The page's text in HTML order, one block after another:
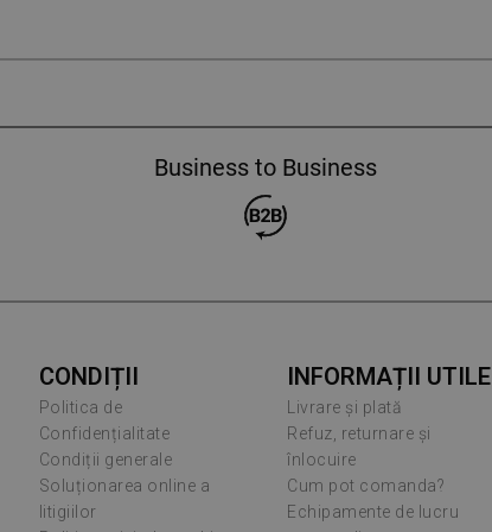
Business to Business
CONDIȚII
Politica de
Confidențialitate
Condiții generale
Soluționarea online a
litigiilor
INFORMAȚII UTILE
Livrare și plată
Refuz, returnare și
înlocuire
Cum pot comanda?
Echipamente de lucru